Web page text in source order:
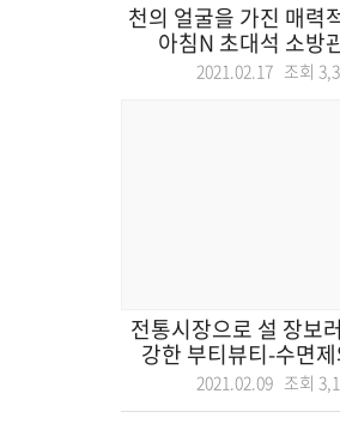
천의 얼굴을 가진 매력
아침N 초대석 소방
2021.02.17 조회
전통시장으로 설 장보
강한 부티뷰티-수면
2021.02.09 조회